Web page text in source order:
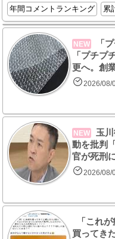
年間コメントランキング
累
NEW
「
「プチプ
更へ。創
2026/08/
NEW
玉
動を批判
官が死刑
2026/08/
「これが
買ってき